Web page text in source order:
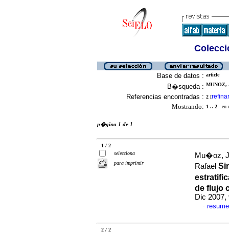
Base de datos : article
B�squeda : MUNOZ,
Referencias encontradas : 2 [refinar
Mostrando: 1 .. 2 en
p�gina 1 de 1
1 / 2
selecciona
para imprimir
Mu�oz,
Rafael
de flujo
Dic 2007,
·
2 / 2